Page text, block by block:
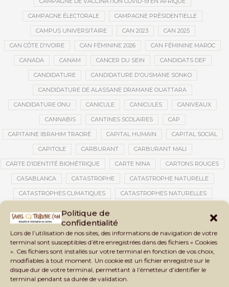
Politique de
confidentialité
Lors de l’utilisation de nos sites, des informations de navigation de votre
terminal sont susceptibles d’être enregistrées dans des fichiers « Cookies
». Ces fichiers sont installés sur votre terminal en fonction de vos choix,
modifiables à tout moment. Un cookie est un fichier enregistré sur le
disque dur de votre terminal, permettant à l’émetteur d’identifier le
terminal pendant sa durée de validation.
CAMPAGNE ÉLECTORALE CAMPAGNE PRÉSIDENTIELLE
CAMPUS UNIVERSITAIRE CAN 2023 CAN 2025
CAN CÔTE D'IVOIRE CAN FÉMININE 2026 CAN FÉMININE MAROC
CANADA CANAM CANCER DU SEIN CANDIDATS DEF
CANDIDATURE CANDIDATURE D'OUSMANE SONKO
CANDIDATURE DE ALASSANE DRAMANE OUATTARA
CANDIDATURE ONU CANICULE CANICULES CANIVEAUX
CANNABIS CANTINES SCOLAIRES CAP
CAPITAINE IBRAHIM TRAORÉ CAPITAL HUMAIN CAPITAL SOCIAL
CAPITOLE CARBURANT CARBURANT MALI
CARTE D’IDENTITÉ BIOMÉTRIQUE CARTE NINA CARTONS ROUGES
CASABLANCA CATASTROPHE CATASTROPHE NATURELLE
CATASTROPHES CLIMATIQUES CATASTROPHES NATURELLES
CEDEAO CÉDÉAO CEI CÉLÉBRATION NATIONALE CEMAC
CEMAPI CEN-SNESUP CENOU CENSURE
CENTRAFRIQUE CENTRALE SOLAIRE
CENTRALE SOLAIRE DE SANANKOROBA CENTRALES SOLAIRES
CENTRE D'INTELLIGENCE ARTIFICIELLE